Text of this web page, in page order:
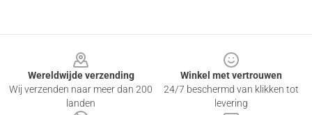
Wereldwijde verzending
Wij verzenden naar meer dan 200
landen
Winkel met vertrouwen
24/7 beschermd van klikken tot
levering